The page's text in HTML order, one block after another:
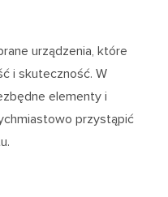
urządzenia, które
i skuteczność. W
elementy i
przystąpić